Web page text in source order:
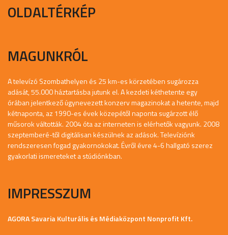
OLDALTÉRKÉP
MAGUNKRÓL
A televízó Szombathelyen és 25 km-es körzetében sugározza
adását, 55.000 háztartásba jutunk el. A kezdeti kéthetente egy
órában jelentkező úgynevezett konzerv magazinokat a hetente, majd
kétnaponta, az 1990-es évek közepétől naponta sugárzott élő
műsorok váltották. 2004 óta az interneten is elérhetők vagyunk. 2008
szeptemberé-től digitálisan készülnek az adások. Televíziónk
rendszeresen fogad gyakornokokat. Évről évre 4-6 hallgató szerez
gyakorlati ismereteket a stúdiónkban.
IMPRESSZUM
AGORA Savaria Kulturális és Médiaközpont Nonprofit Kft.